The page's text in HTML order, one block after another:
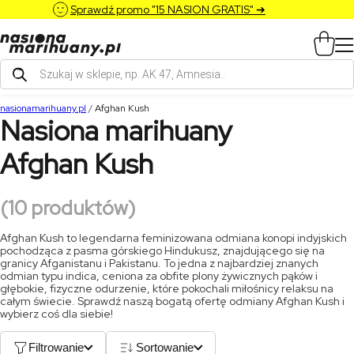
Sprawdź promo "15 NASION GRATIS" ➔
Wyszukiwarka
produktów
nasionamarihuany.pl /Afghan Kush
Nasiona marihuany
Afghan Kush
(10 produktów)
Afghan Kush to legendarna feminizowana odmiana konopi indyjskich
pochodząca z pasma górskiego Hindukusz, znajdującego się na
granicy Afganistanu i Pakistanu. To jedna z najbardziej znanych
odmian typu indica, ceniona za obfite plony żywicznych pąków i
głębokie, fizyczne odurzenie, które pokochali miłośnicy relaksu na
całym świecie. Sprawdź naszą bogatą ofertę odmiany Afghan Kush i
wybierz coś dla siebie!
Filtrowanie Sortowanie